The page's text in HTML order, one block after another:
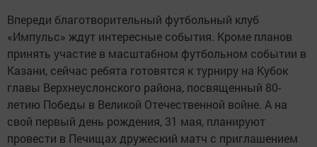
Впереди благотворительный футбольный клуб
«Импульс» ждут интересные события. Кроме планов
принять участие в масштабном футбольном событии в
Казани, сейчас ребята готовятся к турниру на Кубок
главы Верхнеуслонского района, посвященный 80-
летию Победы в Великой Отечественной войне. А на
свой первый день рождения, 31 мая, планируют
провести в Печищах дружеский матч с приглашением